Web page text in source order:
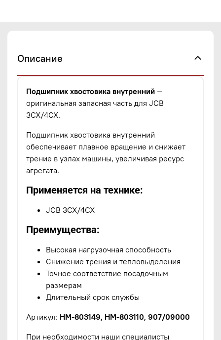
Описание
Подшипник хвостовика внутренний —
оригинальная запасная часть для JCB
3CX/4CX.
Подшипник хвостовика внутренний
обеспечивает плавное вращение и снижает
трение в узлах машины, увеличивая ресурс
агрегата.
Применяется на технике:
JCB 3CX/4CX
Преимущества:
Высокая нагрузочная способность
Снижение трения и тепловыделения
Точное соответствие посадочным
размерам
Длительный срок службы
Артикул: HM-803149, HM-803110, 907/09000
При необходимости наши специалисты